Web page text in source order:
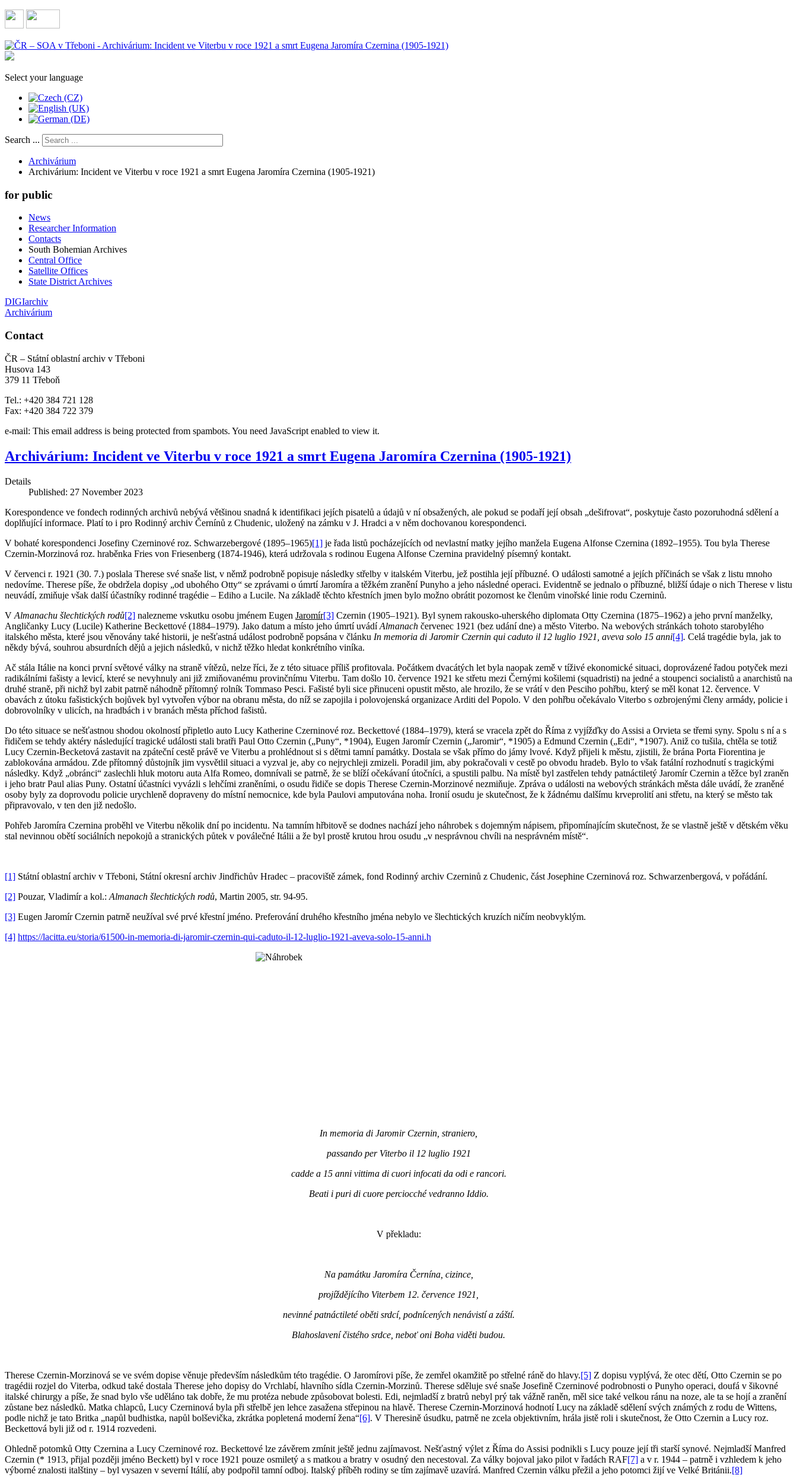
Select your language
Search ...
Archivárium
Archivárium: Incident ve Viterbu v roce 1921 a smrt Eugena Jaromíra Czernina (1905-1921)
for public
News
Researcher Information
Contacts
South Bohemian Archives
Central Office
Satellite Offices
State District Archives
DIGIarchiv
Archivárium
Contact
ČR – Státní oblastní archiv v Třeboni
Husova 143
379 11 Třeboň
Tel.: +420 384 721 128
Fax: +420 384 722 379
e-mail: This email address is being protected from spambots. You need JavaScript enabled to view it.
Archivárium: Incident ve Viterbu v roce 1921 a smrt Eugena Jaromíra Czernina (1905-1921)
Details
Published: 27 November 2023
Korespondence ve fondech rodinných archivů nebývá většinou snadná k identifikaci jejích pisatelů a údajů v ní obsažených, ale pokud se podaří její obsah „dešifrovat“, poskytuje často pozoruhodná sdělení a
doplňující informace. Platí to i pro Rodinný archiv Černínů z Chudenic, uložený na zámku v J. Hradci a v něm dochovanou korespondenci.
V bohaté korespondenci Josefiny Czerninové roz. Schwarzebergové (1895–1965)[1] je řada listů pocházejících od nevlastní matky jejího manžela Eugena Alfonse Czernina (1892–1955). Tou byla Therese
Czernin-Morzinová roz. hraběnka Fries von Friesenberg (1874-1946), která udržovala s rodinou Eugena Alfonse Czernina pravidelný písemný kontakt.
V červenci r. 1921 (30. 7.) poslala Therese své snaše list, v němž podrobně popisuje následky střelby v italském Viterbu, jež postihla její příbuzné. O události samotné a jejích příčinách se však z listu mnoho
nedovíme. Therese píše, že obdržela dopisy „od ubohého Otty“ se zprávami o úmrtí Jaromíra a těžkém zranění Punyho a jeho následné operaci. Evidentně se jednalo o příbuzné, bližší údaje o nich Therese v listu
neuvádí, zmiňuje však další účastníky rodinné tragédie – Ediho a Lucile. Na základě těchto křestních jmen bylo možno obrátit pozornost ke členům vinořské linie rodu Czerninů.
V Almanachu šlechtických rodů[2] nalezneme vskutku osobu jménem Eugen Jaromír[3] Czernin (1905–1921). Byl synem rakousko-uherského diplomata Otty Czernina (1875–1962) a jeho první manželky,
Angličanky Lucy (Lucile) Katherine Beckettové (1884–1979). Jako datum a místo jeho úmrtí uvádíAlmanach červenec 1921 (bez udání dne) a město Viterbo. Na webových stránkách tohoto starobylého
italského města, které jsou věnovány také historii, je nešťastná událost podrobně popsána v článku In memoria di Jaromir Czernin qui caduto il 12 luglio 1921, aveva solo 15 anni[4]. Celá tragédie byla, jak to
někdy bývá, souhrou absurdních dějů a jejich následků, v nichž těžko hledat konkrétního viníka.
Ač stála Itálie na konci první světové války na straně vítězů, nelze říci, že z této situace příliš profitovala. Počátkem dvacátých let byla naopak země v tíživé ekonomické situaci, doprovázené řadou potyček mezi
radikálními fašisty a levicí, které se nevyhnuly ani již zmiňovanému provinčnímu Viterbu. Tam došlo 10. července 1921 ke střetu mezi Černými košilemi (squadristi) na jedné a stoupenci socialistů a anarchistů na
druhé straně, při nichž byl zabit patrně náhodně přítomný rolník Tommaso Pesci. Fašisté byli sice přinuceni opustit město, ale hrozilo, že se vrátí v den Pesciho pohřbu, který se měl konat 12. července. V
obavách z útoku fašistických bojůvek byl vytvořen výbor na obranu města, do níž se zapojila i polovojenská organizace Arditi del Popolo. V den pohřbu očekávalo Viterbo s ozbrojenými členy armády, policie i
dobrovolníky v ulicích, na hradbách i v branách města příchod fašistů.
Do této situace se nešťastnou shodou okolností připletlo auto Lucy Katherine Czerninové roz. Beckettové (1884–1979), která se vracela zpět do Říma z vyjížďky do Assisi a Orvieta se třemi syny. Spolu s ní a s
řidičem se tehdy aktéry následující tragické události stali bratři Paul Otto Czernin („Puny“, *1904), Eugen Jaromír Czernin („Jaromir“, *1905) a Edmund Czernin („Edi“, *1907). Aniž co tušila, chtěla se totiž
Lucy Czernin-Becketová zastavit na zpáteční cestě právě ve Viterbu a prohlédnout si s dětmi tamní památky. Dostala se však přímo do jámy lvové. Když přijeli k městu, zjistili, že brána Porta Fiorentina je
zablokována armádou. Zde přítomný důstojník jim vysvětlil situaci a vyzval je, aby co nejrychleji zmizeli. Poradil jim, aby pokračovali v cestě po obvodu hradeb. Bylo to však fatální rozhodnutí s tragickými
následky. Když „obránci“ zaslechli hluk motoru auta Alfa Romeo, domnívali se patrně, že se blíží očekávaní útočníci, a spustili palbu. Na místě byl zastřelen tehdy patnáctiletý Jaromír Czernin a těžce byl zraněn
i jeho bratr Paul alias Puny. Ostatní účastníci vyvázli s lehčími zraněními, o osudu řidiče se dopis Therese Czernin-Morzinové nezmiňuje. Zpráva o události na webových stránkách města dále uvádí, že zraněné
osoby byly za doprovodu policie urychleně dopraveny do místní nemocnice, kde byla Paulovi amputována noha. Ironií osudu je skutečnost, že k žádnému dalšímu krveprolití ani střetu, na který se město tak
připravovalo, v ten den již nedošlo.
Pohřeb Jaromíra Czernina proběhl ve Viterbu několik dní po incidentu. Na tamním hřbitově se dodnes nachází jeho náhrobek s dojemným nápisem, připomínajícím skutečnost, že se vlastně ještě v dětském věku
stal nevinnou obětí sociálních nepokojů a stranických půtek v poválečné Itálii a že byl prostě krutou hrou osudu „v nesprávnou chvíli na nesprávném místě“.
[1] Státní oblastní archiv v Třeboni, Státní okresní archiv Jindřichův Hradec – pracoviště zámek, fond Rodinný archiv Czerninů z Chudenic, část Josephine Czerninová roz. Schwarzenbergová, v pořádání.
[2] Pouzar, Vladimír a kol.: Almanach šlechtických rodů, Martin 2005, str. 94-95.
[3] Eugen Jaromír Czernin patrně neužíval své prvé křestní jméno. Preferování druhého křestního jména nebylo ve šlechtických kruzích ničím neobvyklým.
[4] https://lacitta.eu/storia/61500-in-memoria-di-jaromir-czernin-qui-caduto-il-12-luglio-1921-aveva-solo-15-anni.h
In memoria di Jaromir Czernin, straniero,
passando per Viterbo il 12 luglio 1921
cadde a 15 anni vittima di cuori infocati da odi e rancori.
Beati i puri di cuore perciocché vedranno Iddio.
V překladu:
Na památku Jaromíra Černína, cizince,
projíždějícího Viterbem 12. července 1921,
nevinné patnáctileté oběti srdcí, podnícených nenávistí a záští.
Blahoslavení čistého srdce, neboť oni Boha viděti budou.
Therese Czernin-Morzinová se ve svém dopise věnuje především následkům této tragédie. O Jaromírovi píše, že zemřel okamžitě po střelné ráně do hlavy.[5] Z dopisu vyplývá, že otec dětí, Otto Czernin se po
tragédii rozjel do Viterba, odkud také dostala Therese jeho dopisy do Vrchlabí, hlavního sídla Czernin-Morzinů. Therese sděluje své snaše Josefině Czerninové podrobnosti o Punyho operaci, doufá v šikovné
italské chirurgy a píše, že snad bylo vše uděláno tak dobře, že mu protéza nebude způsobovat bolesti. Edi, nejmladší z bratrů nebyl prý tak vážně raněn, měl sice také velkou ránu na noze, ale ta se hojí a zranění
zůstane bez následků. Matka chlapců, Lucy Czerninová byla při střelbě jen lehce zasažena střepinou na hlavě. Therese Czernin-Morzinová hodnotí Lucy na základě sdělení svých známých z rodu de Wittens,
podle nichž je tato Britka „napůl budhistka, napůl bolševička, zkrátka popletená moderní žena“[6]. V Theresině úsudku, patrně ne zcela objektivním, hrála jistě roli i skutečnost, že Otto Czernin a Lucy roz.
Beckettová byli již od r. 1914 rozvedeni.
Ohledně potomků Otty Czernina a Lucy Czerninové roz. Beckettové lze závěrem zmínit ještě jednu zajímavost. Nešťastný výlet z Říma do Assisi podnikli s Lucy pouze její tři starší synové. Nejmladší Manfred
Czernin (* 1913, přijal později jméno Beckett) byl v roce 1921 pouze osmiletý a s matkou a bratry v osudný den necestoval. Za války bojoval jako pilot v řadách RAF[7] a v r. 1944 – patrně i vzhledem k jeho
výborné znalosti italštiny – byl vysazen v severní Itálií, aby podpořil tamní odboj. Italský příběh rodiny se tím zajímavě uzavírá. Manfred Czernin válku přežil a jeho potomci žijí ve Velké Británii.[8]